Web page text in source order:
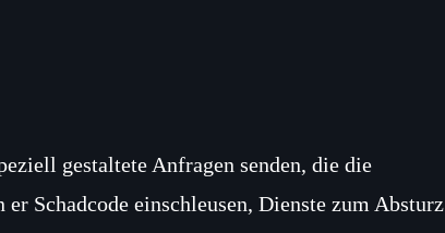
gestaltete Anfragen senden, die die
Schadcode einschleusen, Dienste zum Absturz